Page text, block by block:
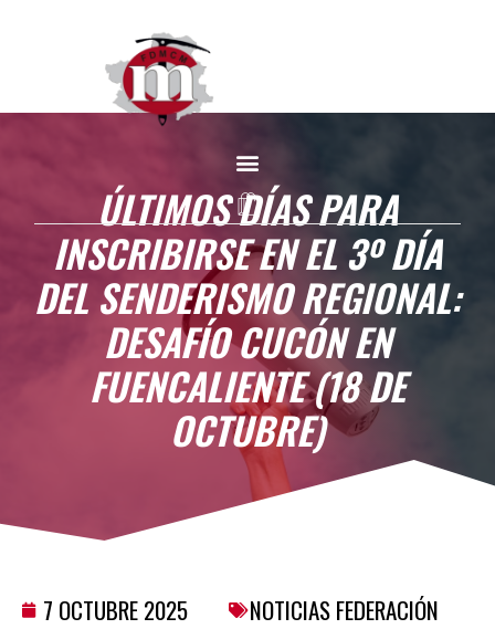
ÚLTIMOS DÍAS PARA
INSCRIBIRSE EN EL 3º DÍA
DEL SENDERISMO REGIONAL:
DESAFÍO CUCÓN EN
FUENCALIENTE (18 DE
OCTUBRE)
7 OCTUBRE 2025 NOTICIAS FEDERACIÓN